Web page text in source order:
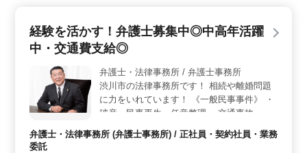
のご応募を歓迎しています。残業はほぼないためプライ
ベートな時間を大切にできます。必要な資格は2級自動車
整備士以上と普通自動車免許で、給与は年収400万円から
500万円です。 ＜働きやすさ重視の環境＞ 週5〜6日
の勤務で、就業時間は09:00〜18:00です。休憩時間も充
実しており、時間外労働はありません。また、福利厚生
も整っており、雇用や健康、厚生に関するサポートが充
経験を活かす！弁護士募集中◎中高年活躍
中・交通費支給◎
弁護士・法律事務所 / 弁護士事務所
渋川市の法律事務所です！ 相続や離婚問題
に力をいれています！ 《一般民事事件》 ・
破産、民事再生、任意整理 ・交通事故 ・賃
貸、連帯保証 など 《家事事件》 ・離婚問題
・不倫慰謝料 ・相続 など 最近60代新入スタ
弁護士・法律事務所 (弁護士事務所) / 正社員・契約社員・業務
委託